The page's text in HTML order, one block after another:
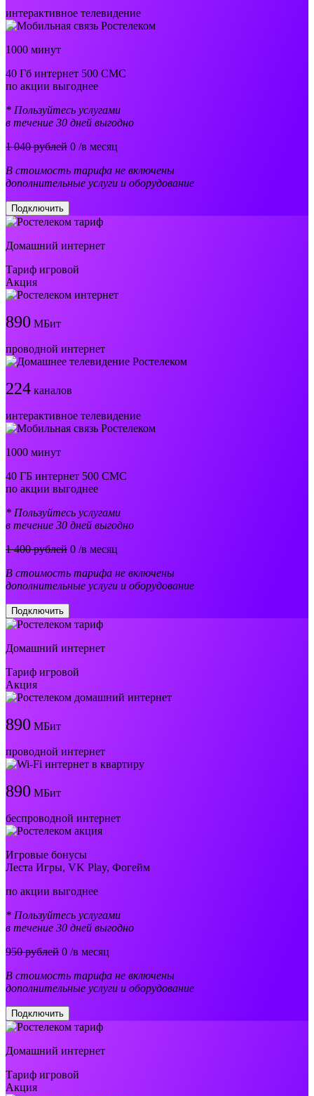
интерактивное телевидение
1000 минут
40 Гб интернет 500 СМС
по акции выгоднее
* Пользуйтесь услугами
в течение 30 дней выгодно
1 040 рублей 0 /в месяц
В стоимость тарифа не включены
дополнительные услуги и оборудование
Подключить
Домашний интернет
Тариф игровой
Акция
890 МБит
проводной интернет
224 каналов
интерактивное телевидение
1000 минут
40 ГБ интернет 500 СМС
по акции выгоднее
* Пользуйтесь услугами
в течение 30 дней выгодно
1 400 рублей 0 /в месяц
В стоимость тарифа не включены
дополнительные услуги и оборудование
Подключить
Домашний интернет
Тариф игровой
Акция
890 МБит
проводной интернет
890 МБит
беспроводной интернет
Игровые бонусы
Леста Игры, VK Play, Фогейм
по акции выгоднее
* Пользуйтесь услугами
в течение 30 дней выгодно
950 рублей 0 /в месяц
В стоимость тарифа не включены
дополнительные услуги и оборудование
Подключить
Домашний интернет
Тариф игровой
Акция